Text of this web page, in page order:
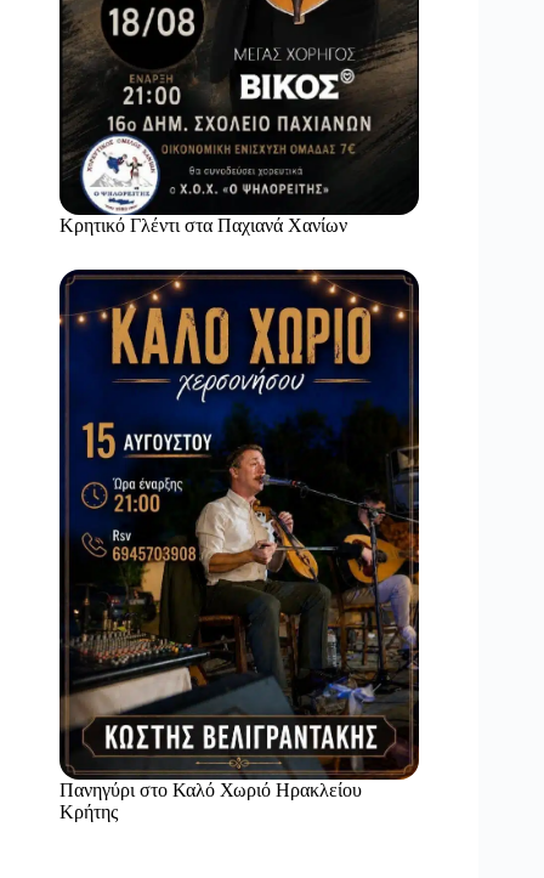
Κρητικό Γλέντι στα Παχιανά Χανίων
Πανηγύρι στο Καλό Χωριό Ηρακλείου
Κρήτης